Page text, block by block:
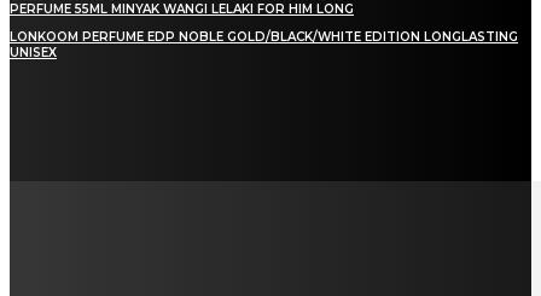
PERFUME 55ML MINYAK WANGI LELAKI FOR HIM LONG
LONKOOM PERFUME EDP NOBLE GOLD/BLACK/WHITE EDITION LONGLASTING
UNISEX